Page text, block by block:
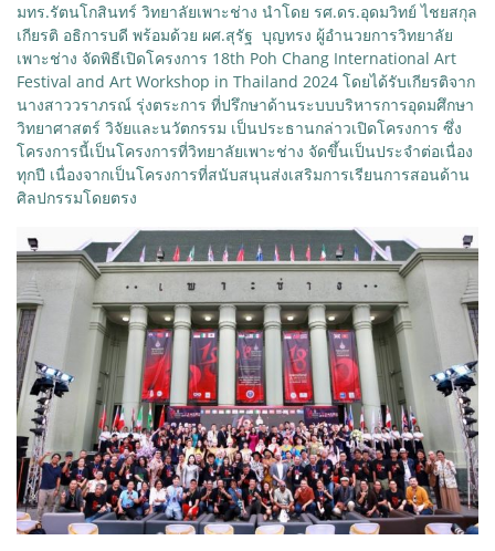
มทร.รัตนโกสินทร์ วิทยาลัยเพาะช่าง นำโดย รศ.ดร.อุดมวิทย์ ไชยสกุล
เกียรติ อธิการบดี พร้อมด้วย ผศ.สุรัฐ บุญทรง ผู้อำนวยการวิทยาลัย
เพาะช่าง จัดพิธีเปิดโครงการ 18th Poh Chang International Art
Festival and Art Workshop in Thailand 2024 โดยได้รับเกียรติจาก
นางสาววราภรณ์ รุ่งตระการ ที่ปรึกษาด้านระบบบริหารการอุดมศึกษา
วิทยาศาสตร์ วิจัยและนวัตกรรม เป็นประธานกล่าวเปิดโครงการ ซึ่ง
โครงการนี้เป็นโครงการที่วิทยาลัยเพาะช่าง จัดขึ้นเป็นประจำต่อเนื่อง
ทุกปี เนื่องจากเป็นโครงการที่สนับสนุนส่งเสริมการเรียนการสอนด้าน
ศิลปกรรมโดยตรง